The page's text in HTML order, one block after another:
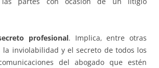
profesional. Implica, entre otras
la inviolabilidad y el secreto de todos los
del abogado que estén